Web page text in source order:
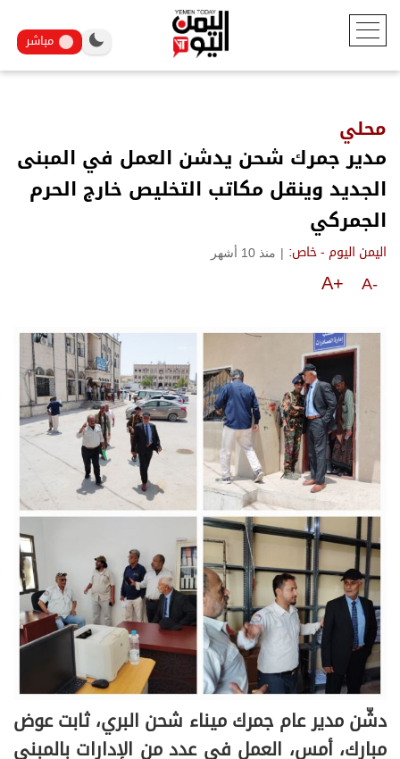
مباشر
محلي
مدير جمرك شحن يدشن العمل في المبنى
الجديد وينقل مكاتب التخليص خارج الحرم
الجمركي
اليمن اليوم - خاص: | منذ 10 أشهر
A-
A+
دشّن مدير عام جمرك ميناء شحن البري، ثابت عوض
مبارك، أمس، العمل في عدد من الإدارات بالمبنى